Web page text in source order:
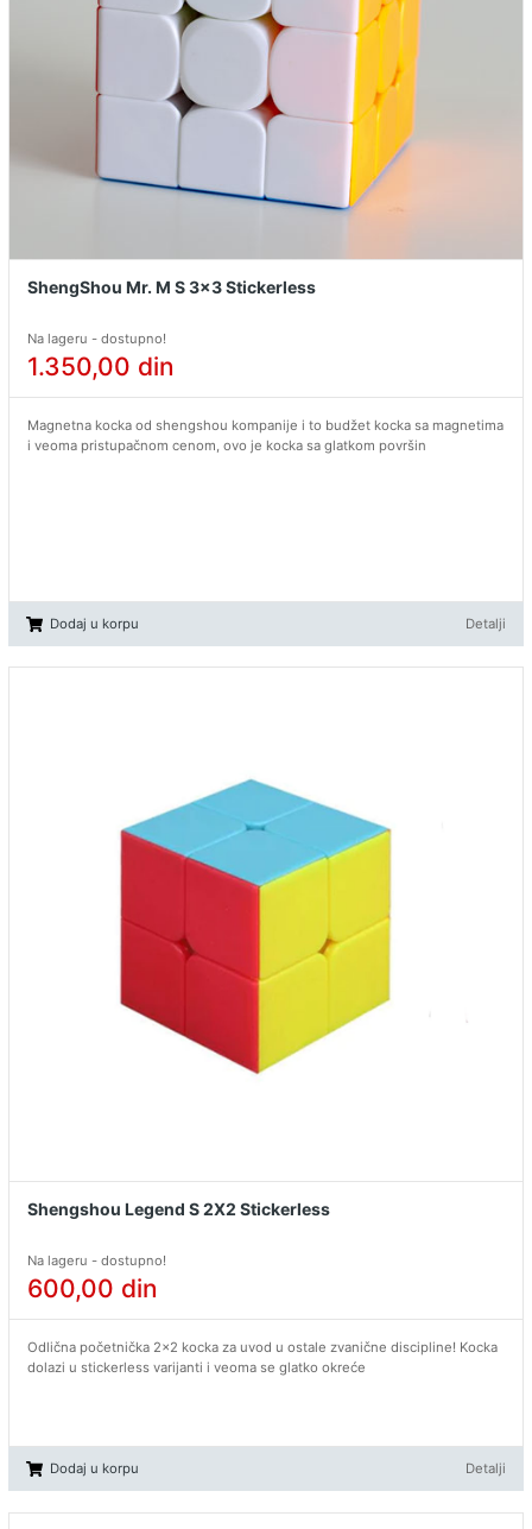
ShengShou Mr. M S 3x3 Stickerless
Na lageru - dostupno!
1.350,00 din
Magnetna kocka od shengshou kompanije i to budžet kocka sa magnetima
i veoma pristupačnom cenom, ovo je kocka sa glatkom površin
Dodaj u korpu Detalji
Shengshou Legend S 2X2 Stickerless
Na lageru - dostupno!
600,00 din
Odlična početnička 2x2 kocka za uvod u ostale zvanične discipline! Kocka
dolazi u stickerless varijanti i veoma se glatko okreće
Dodaj u korpu Detalji